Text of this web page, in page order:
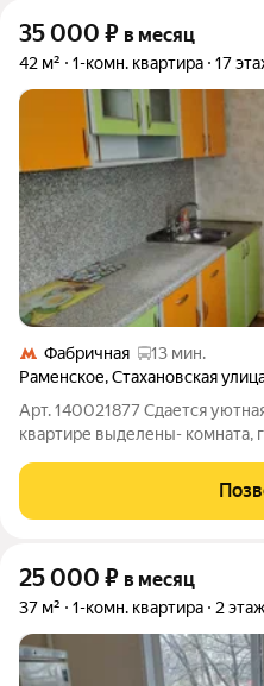
35 000 ₽ в месяц
42 м² 1-комн. квартира 17
Фабричная
13 мин.
Раменское,Стахановская
Арт. 140021877 Сдается
квартире выделены- комната,
мебелью и техникой. Имеется
духовкой, холодильник,
25 000 ₽ в месяц
37 м² 1-комн. квартира 2